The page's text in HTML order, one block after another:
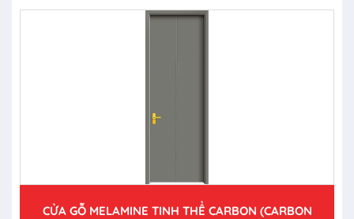
CỬA GỖ MELAMINE TINH THỂ CARBON (CARBON